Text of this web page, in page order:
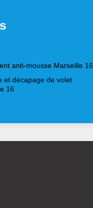
anti-mousse Marseille 16
et décapage de volet
16